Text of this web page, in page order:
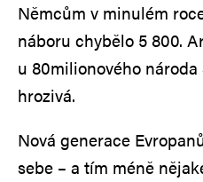
Němcům v minulém
náboru chybělo 5 800.
u 80milionového
hrozivá.
Nová generace
sebe – a tím méně